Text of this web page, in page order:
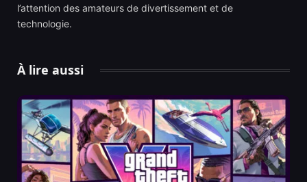
l’attention des amateurs de divertissement et de
technologie.
À lire aussi